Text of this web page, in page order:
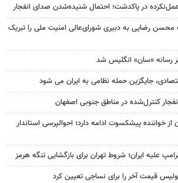
در پاکدشت؛ احتمال شنیده‌شدن صدای انفجار
محسن رضایی به دبیری شورای‌عالی امنیت ملی را تبریک
رسانه «سان» انگلیس شد
جایگزین حمله نظامی به ایران می شود
کنترل‌شده در مناطق جنوبی اصفهان
خواننده پیشکسوت ادامه دارد؛ احوالپرسی استاندار
علیه ایران؛ شروط تهران برای بازگشایی تنگه هرمز
قیمت آخر را برای نساجی تعیین کرد